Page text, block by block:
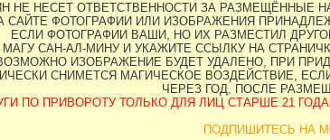
НЕ НЕСЕТ ОТВЕТСТВЕННОСТИ ЗА РАЗМЕЩЁННЫЕ
САЙТЕ ФОТОГРАФИИ ИЛИ ИЗОБРАЖЕНИЯ
ЕСЛИ ФОТОГРАФИИ ВАШИ, НО ИХ РАЗМЕСТИЛ
САН-АЛ-МИНУ И УКАЖИТЕ ССЫЛКУ НА
ИЗОБРАЖЕНИЕ БУДЕТ УДАЛЕНО, ПРИ
СНИМЕТСЯ МАГИЧЕСКОЕ ВОЗДЕЙСТВИЕ,
ЧЕРЕЗ ГОД, ПОСЛЕ
ПО ПРИВОРОТУ ТОЛЬКО ДЛЯ ЛИЦ СТАРШЕ 21 ГОДА
ПОДПИШИТЕСЬ НА